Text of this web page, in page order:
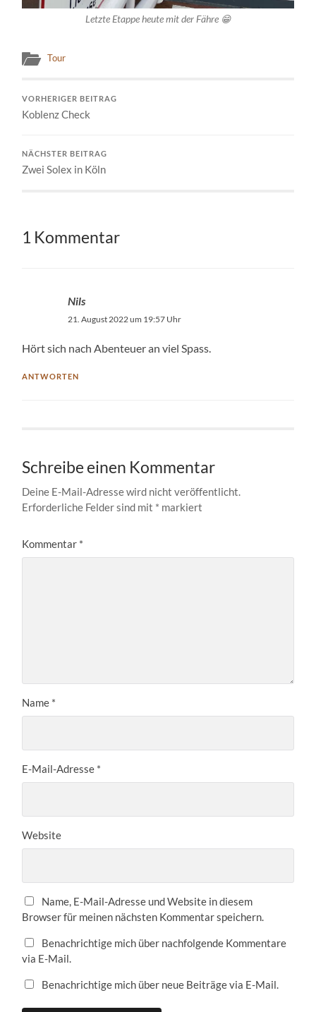
Letzte Etappe heute mit der Fähre 😁
Tour
VORHERIGER BEITRAG
Koblenz Check
NÄCHSTER BEITRAG
Zwei Solex in Köln
1 Kommentar
Nils
21. August 2022 um 19:57 Uhr
Hört sich nach Abenteuer an viel Spass.
ANTWORTEN
Schreibe einen Kommentar
Deine E-Mail-Adresse wird nicht veröffentlicht.
Erforderliche Felder sind mit * markiert
Kommentar *
Name *
E-Mail-Adresse *
Website
Name, E-Mail-Adresse und Website in diesem
Browser für meinen nächsten Kommentar speichern.
Benachrichtige mich über nachfolgende Kommentare
via E-Mail.
Benachrichtige mich über neue Beiträge via E-Mail.